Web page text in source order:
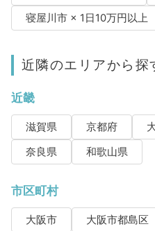
寝屋川市 × 1日10万円以上
近隣のエリアから探
近畿
滋賀県 京都府
奈良県
和歌山県
市区町村
大阪市 大阪市都島区